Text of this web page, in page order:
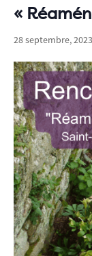
«
28 septembre,